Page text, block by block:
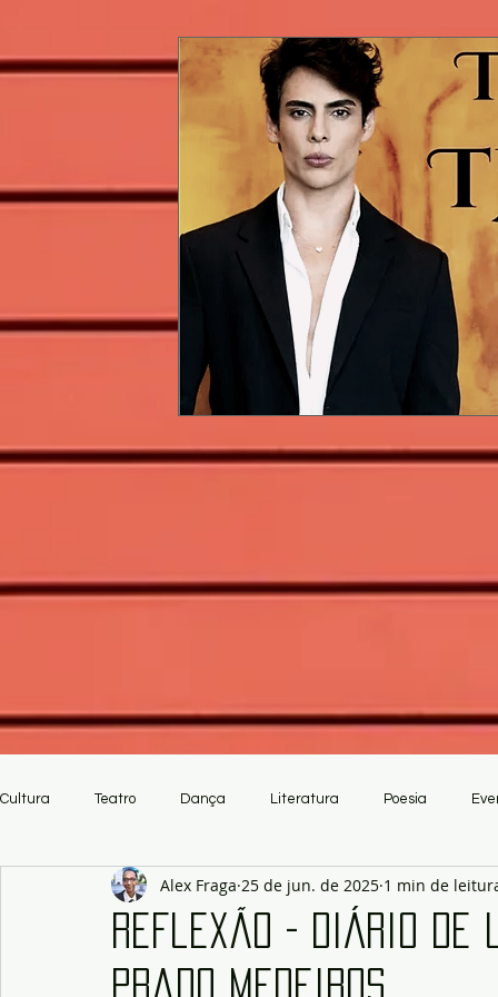
Cultura Teatro Dança Literatura Poesia
Artesanato
Reflexão - Diário de
Prado Medeiros
Alex Fraga 25 de jun. de 2025 1 min de